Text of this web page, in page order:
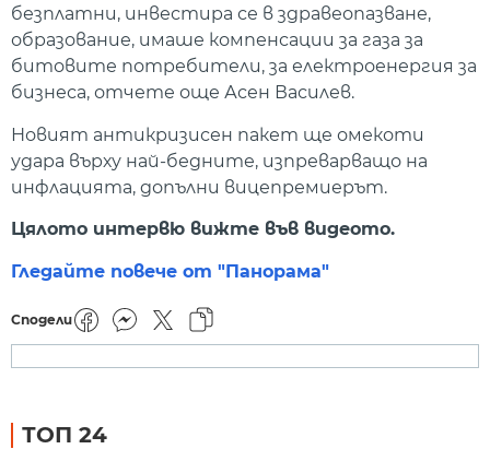
безплатни, инвестира се в здравеопазване,
образование, имаше компенсации за газа за
битовите потребители, за електроенергия за
бизнеса, отчете още Асен Василев.
Новият антикризисен пакет ще омекоти
удара върху най-бедните, изпреварващо на
инфлацията, допълни вицепремиерът.
Цялото интервю вижте във видеото.
Гледайте повече от "Панорама"
Сподели
ТОП 24